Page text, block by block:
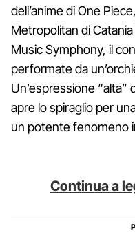
dell’anime di One
Metropolitan di
Music Symphony, il
performate da
Un’espressione
apre lo spiraglio per
un potente fenomeno
Continua a